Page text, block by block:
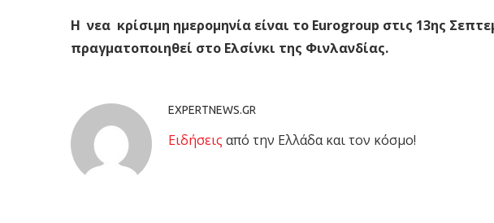
Η νεα κρίσιμη ημερομηνία είναι το Eurogroup στις 13ης
πραγματοποιηθεί στο Ελσίνκι της Φινλανδίας.
EXPERTNEWS.GR
Eιδήσεις από την Ελλάδα και τον κόσμο!